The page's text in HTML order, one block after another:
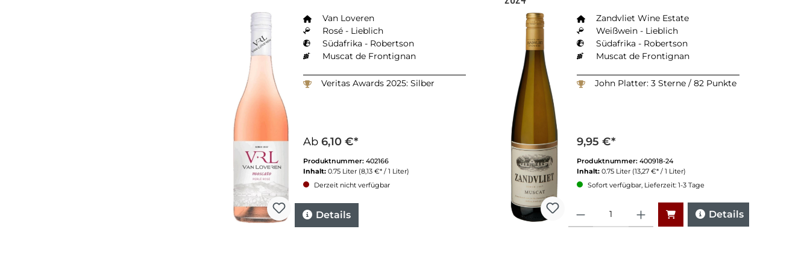
Van Loveren
Rosé - Lieblich
Südafrika - Robertson
Muscat de Frontignan
Veritas Awards 2025: Silber
Ab 6,10 €*
Produktnummer: 402166
Inhalt: 0.75 Liter (8,13 €* / 1 Liter)
Derzeit nicht verfügbar
Details
Zandvliet Wine Estate
Weißwein - Lieblich
Südafrika - Robertson
Muscat de Frontignan
John Platter: 3 Sterne / 82 Punkte
9,95 €*
Produktnummer: 400918-24
Inhalt: 0.75 Liter (13,27 €* / 1 Liter)
Sofort verfügbar, Lieferzeit: 1-3 Tage
Details